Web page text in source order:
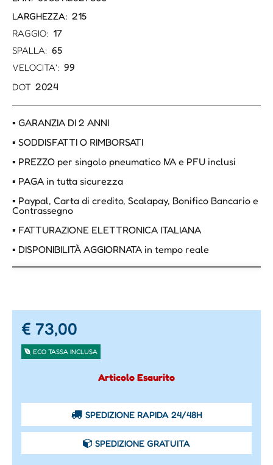
LARGHEZZA: 215
RAGGIO: 17
SPALLA: 65
VELOCITA': 99
DOT 2024
▪ GARANZIA DI 2 ANNI
▪ SODDISFATTI O RIMBORSATI
▪ PREZZO per singolo pneumatico IVA e PFU inclusi
▪ PAGA in tutta sicurezza
▪ Paypal, Carta di credito, Scalapay, Bonifico Bancario e
Contrassegno
▪ FATTURAZIONE ELETTRONICA ITALIANA
▪ DISPONIBILITÀ AGGIORNATA in tempo reale
€ 73,00
ECO TASSA INCLUSA
Articolo Esaurito
SPEDIZIONE RAPIDA 24/48H
SPEDIZIONE GRATUITA